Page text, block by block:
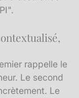
rappelle le
Le second
Le